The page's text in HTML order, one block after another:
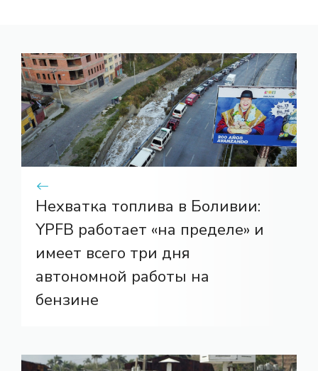
Нехватка топлива в Боливии:
YPFB работает «на пределе» и
имеет всего три дня
автономной работы на
бензине